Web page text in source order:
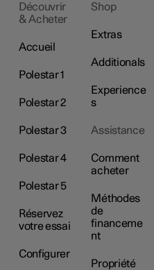
Découvrir
& Acheter
Accueil
Polestar 1
Polestar 2
Polestar 3
Polestar 4
Polestar 5
Réservez
votre essai
Configurer
Shop
Extras
Additionals
Experience
s
Assistance
Comment
acheter
Méthodes
de
financeme
nt
Propriété